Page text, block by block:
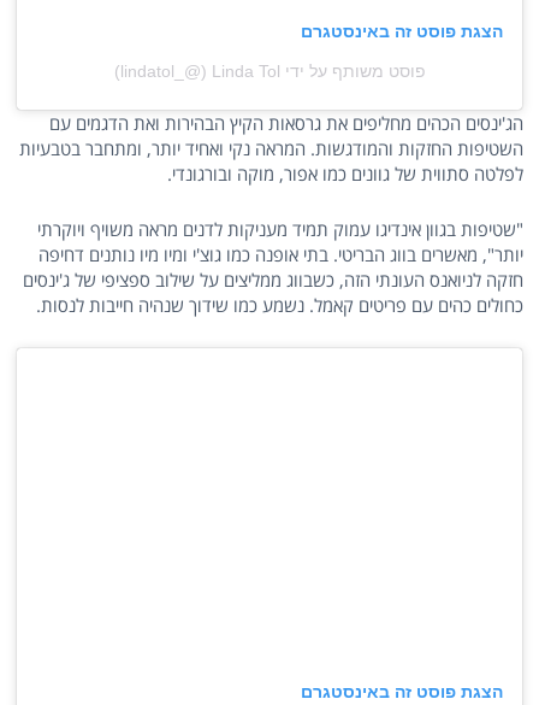
הצגת פוסט זה באינסטגרם
פוסט משותף על ידי ‏‎Linda Tol‎‏ (@‏‎lindatol_‎‏)
הג'ינסים הכהים מחליפים את גרסאות הקיץ הבהירות ואת הדגמים עם
השטיפות החזקות והמודגשות. המראה נקי ואחיד יותר, ומתחבר בטבעיות
לפלטה סתווית של גוונים כמו אפור, מוקה ובורגונדי.
"שטיפות בגוון אינדיגו עמוק תמיד מעניקות לדנים מראה משויף ויוקרתי
יותר", מאשרים בווג הבריטי. בתי אופנה כמו גוצ'י ומיו מיו נותנים דחיפה
חזקה לניואנס העונתי הזה, כשבווג ממליצים על שילוב ספציפי של ג'ינסים
כחולים כהים עם פריטים קאמל. נשמע כמו שידוך שנהיה חייבות לנסות.
הצגת פוסט זה באינסטגרם